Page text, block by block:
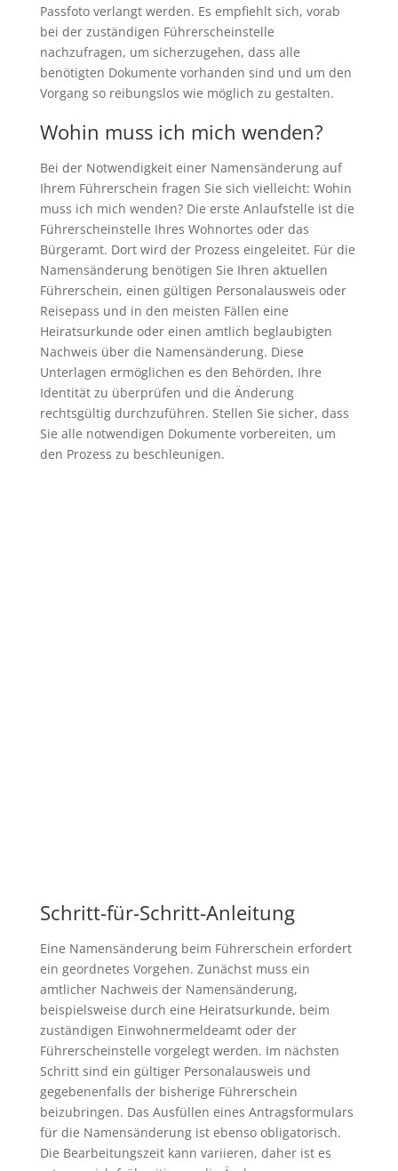
Passfoto verlangt werden. Es empfiehlt sich, vorab
bei der zuständigen Führerscheinstelle
nachzufragen, um sicherzugehen, dass alle
benötigten Dokumente vorhanden sind und um den
Vorgang so reibungslos wie möglich zu gestalten.
Wohin muss ich mich wenden?
Bei der Notwendigkeit einer Namensänderung auf
Ihrem Führerschein fragen Sie sich vielleicht: Wohin
muss ich mich wenden? Die erste Anlaufstelle ist die
Führerscheinstelle Ihres Wohnortes oder das
Bürgeramt. Dort wird der Prozess eingeleitet. Für die
Namensänderung benötigen Sie Ihren aktuellen
Führerschein, einen gültigen Personalausweis oder
Reisepass und in den meisten Fällen eine
Heiratsurkunde oder einen amtlich beglaubigten
Nachweis über die Namensänderung. Diese
Unterlagen ermöglichen es den Behörden, Ihre
Identität zu überprüfen und die Änderung
rechtsgültig durchzuführen. Stellen Sie sicher, dass
Sie alle notwendigen Dokumente vorbereiten, um
den Prozess zu beschleunigen.
Schritt-für-Schritt-Anleitung
Eine Namensänderung beim Führerschein erfordert
ein geordnetes Vorgehen. Zunächst muss ein
amtlicher Nachweis der Namensänderung,
beispielsweise durch eine Heiratsurkunde, beim
zuständigen Einwohnermeldeamt oder der
Führerscheinstelle vorgelegt werden. Im nächsten
Schritt sind ein gültiger Personalausweis und
gegebenenfalls der bisherige Führerschein
beizubringen. Das Ausfüllen eines Antragsformulars
für die Namensänderung ist ebenso obligatorisch.
Die Bearbeitungszeit kann variieren, daher ist es